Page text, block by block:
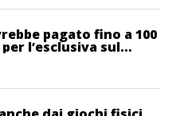
pagato fino a 100
l’esclusiva sul